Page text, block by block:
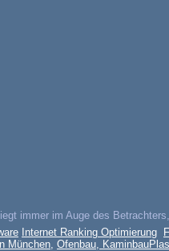
immer im Auge des
Internet Ranking Optimierung
München, Ofenbau, Kaminbau